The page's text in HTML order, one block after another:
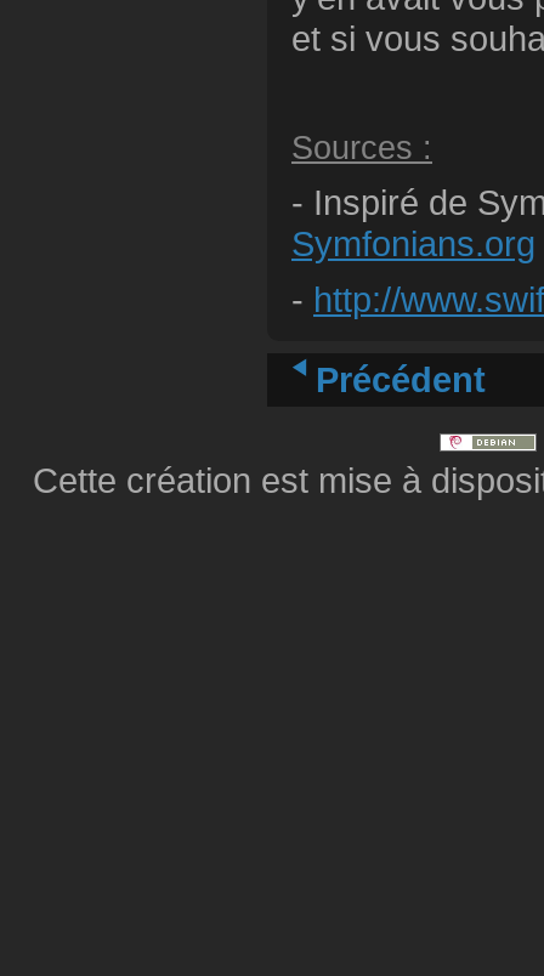
et si vous
Sources :
- Inspiré de
Symfonians.org
- http://
Précédent
Cette création est mise à